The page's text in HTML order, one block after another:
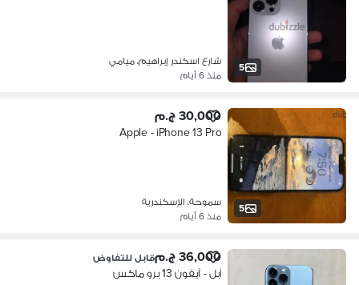
5
شارع اسكندر إبراهيم، ميامي
منذ 6 أيام
5
30,000 ج.م
Apple - iPhone 13 Pro
سموحة، الإسكندرية
منذ 6 أيام
36,000 ج.م قابل للتفاوض
آبل - آيفون 13 برو ماكس